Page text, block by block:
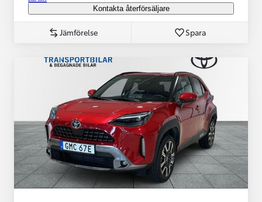
Kontakta återförsäljare
Jämförelse Spara